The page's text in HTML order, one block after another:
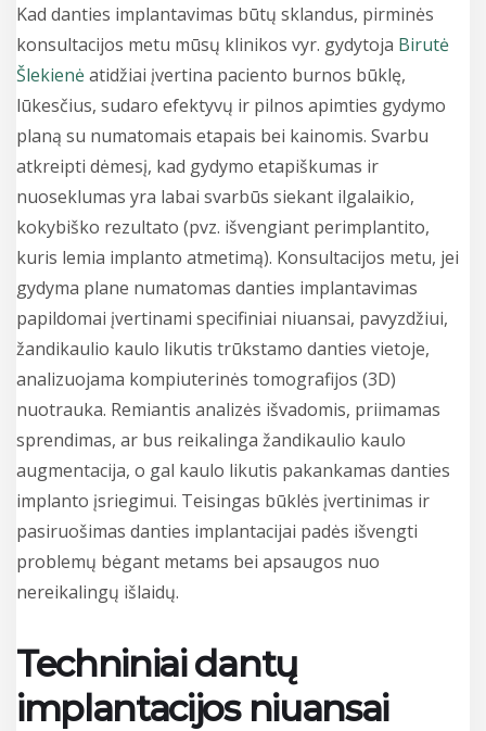
Kad danties implantavimas būtų sklandus, pirminės
konsultacijos metu mūsų klinikos vyr. gydytoja Birutė
Šlekienėatidžiai įvertina paciento burnos būklę,
lūkesčius, sudaro efektyvų ir pilnos apimties gydymo
planą su numatomais etapais bei kainomis. Svarbu
atkreipti dėmesį, kad gydymo etapiškumas ir
nuoseklumas yra labai svarbūs siekant ilgalaikio,
kokybiško rezultato (pvz. išvengiant perimplantito,
kuris lemia implanto atmetimą). Konsultacijos metu, jei
gydyma plane numatomas danties implantavimas
papildomai įvertinami specifiniai niuansai, pavyzdžiui,
žandikaulio kaulo likutis trūkstamo danties vietoje,
analizuojama kompiuterinės tomografijos (3D)
nuotrauka. Remiantis analizės išvadomis, priimamas
sprendimas, ar bus reikalinga žandikaulio kaulo
augmentacija, o gal kaulo likutis pakankamas danties
implanto įsriegimui. Teisingas būklės įvertinimas ir
pasiruošimas danties implantacijai padės išvengti
problemų bėgant metams bei apsaugos nuo
nereikalingų išlaidų.
Techniniai dantų
implantacijos niuansai